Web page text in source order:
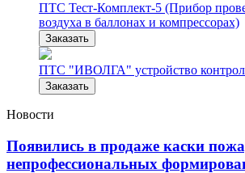
ПТС Тест-Комплект-5 (Прибор
воздуха в баллонах и компрессорах)
Заказать
ПТС "ИВОЛГА" устройство
Заказать
Новости
Появились в продаже каски
непрофессиональных